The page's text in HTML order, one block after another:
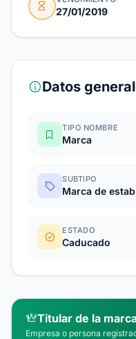
27/01/2019
Datos
TIPO NOMBRE
Marca
SUBTIPO
Marca de
ESTADO
Caducado
Titular de la
Empresa o persona